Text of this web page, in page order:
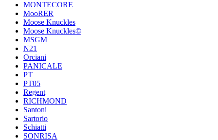
MONTECORE
MooRER
Moose Knuckles
Moose Knuckles©️
MSGM
N21
Orciani
PANICALE
PT
PT05
Regent
RICHMOND
Santoni
Sartorio
Schiatti
SONRISA